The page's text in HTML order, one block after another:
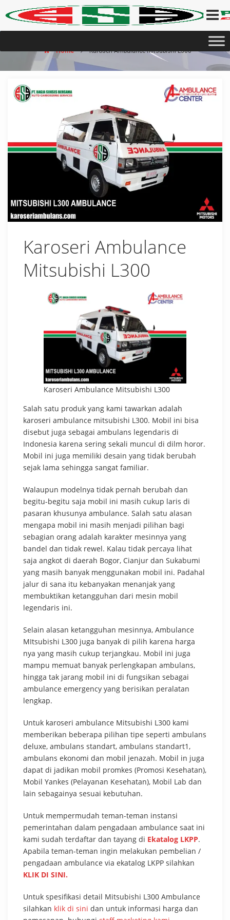
Home Karoseri Ambulance Mitsubishi L300
Karoseri Ambulance
Mitsubishi L300
Karoseri Ambulance Mitsubishi L300
Salah satu produk yang kami tawarkan adalah
karoseri ambulance mitsubishi L300. Mobil ini bisa
disebut juga sebagai ambulans legendaris di
Indonesia karena sering sekali muncul di dilm horor.
Mobil ini juga memiliki desain yang tidak berubah
sejak lama sehingga sangat familiar.
Walaupun modelnya tidak pernah berubah dan
begitu-begitu saja mobil ini masih cukup laris di
pasaran khusunya ambulance. Salah satu alasan
mengapa mobil ini masih menjadi pilihan bagi
sebagian orang adalah karakter mesinnya yang
bandel dan tidak rewel. Kalau tidak percaya lihat
saja angkot di daerah Bogor, Cianjur dan Sukabumi
yang masih banyak menggunakan mobil ini. Padahal
jalur di sana itu kebanyakan menanjak yang
membuktikan ketangguhan dari mesin mobil
legendaris ini.
Selain alasan ketangguhan mesinnya, Ambulance
MItsubishi L300 juga banyak di pilih karena harga
nya yang masih cukup terjangkau. Mobil ini juga
mampu memuat banyak perlengkapan ambulans,
hingga tak jarang mobil ini di fungsikan sebagai
ambulance emergency yang berisikan peralatan
lengkap.
Untuk karoseri ambulance Mitsubishi L300 kami
memberikan beberapa pilihan tipe seperti ambulans
deluxe, ambulans standart, ambulans standart1,
ambulans ekonomi dan mobil jenazah. Mobil in juga
dapat di jadikan mobil promkes (Promosi Kesehatan),
Mobil Yankes (Pelayanan Kesehatan), Mobil Lab dan
lain sebagainya sesuai kebutuhan.
Untuk mempermudah teman-teman instansi
pemerintahan dalam pengadaan ambulance saat ini
kami sudah terdaftar dan tayang di Ekatalog LKPP.
Apabila teman-teman ingin melakukan pembelian /
pengadaan ambulance via ekatalog LKPP silahkan
KLIK DI SINI.
Untuk spesifikasi detail Mitsubishi L300 Ambulance
silahkan klik di sini dan untuk informasi harga dan